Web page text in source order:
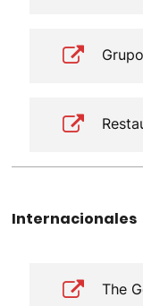
Internacionales
The